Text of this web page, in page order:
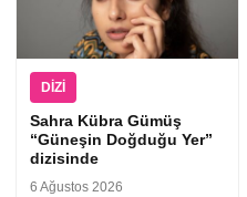
DIZI
Sahra Kübra Gümüş
“Güneşin Doğduğu Yer”
dizisinde
6 Ağustos 2026